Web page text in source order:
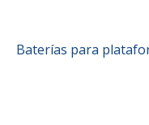
Baterías para